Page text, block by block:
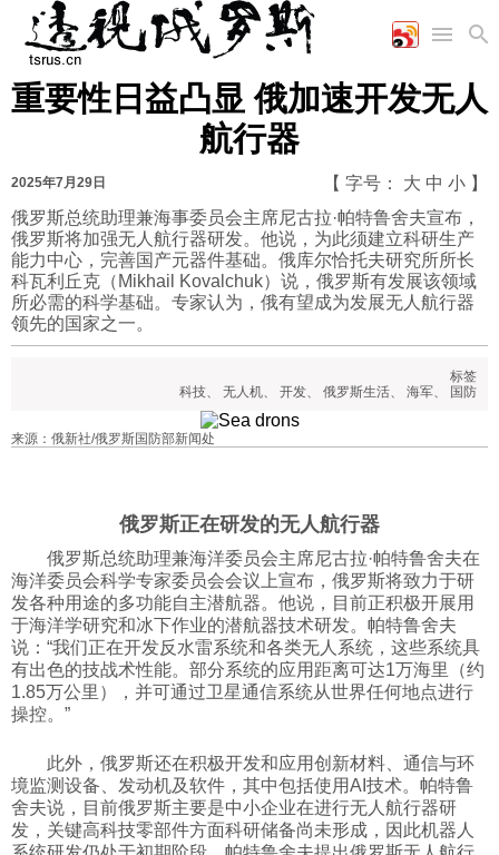
首页
国际
时政
军事
陆军
军事合作
工业
能源
农业
社会
文化
美食
娱乐
历史
体育
漫画
视频
图表
重要性日益凸显 俄加速开发无人
航行器
2025年7月29日 【 字号： 大 中 小 】
俄罗斯总统助理兼海事委员会主席尼古拉·帕特鲁舍夫宣布，
俄罗斯将加强无人航行器研发。他说，为此须建立科研生产
能力中心，完善国产元器件基础。俄库尔恰托夫研究所所长
科瓦利丘克（Mikhail Kovalchuk）说，俄罗斯有发展该领域
所必需的科学基础。专家认为，俄有望成为发展无人航行器
领先的国家之一。
标签
科技、 无人机、 开发、 俄罗斯生活、 海军、 国防
来源：俄新社/俄罗斯国防部新闻处
俄罗斯正在研发的无人航行器
俄罗斯总统助理兼海洋委员会主席尼古拉·帕特鲁舍夫在
海洋委员会科学专家委员会会议上宣布，俄罗斯将致力于研
发各种用途的多功能自主潜航器。他说，目前正积极开展用
于海洋学研究和冰下作业的潜航器技术研发。帕特鲁舍夫
说：“我们正在开发反水雷系统和各类无人系统，这些系统具
有出色的技战术性能。部分系统的应用距离可达1万海里（约
1.85万公里），并可通过卫星通信系统从世界任何地点进行
操控。”
此外，俄罗斯还在积极开发和应用创新材料、通信与环
境监测设备、发动机及软件，其中包括使用AI技术。帕特鲁
舍夫说，目前俄罗斯主要是中小企业在进行无人航行器研
发，关键高科技零部件方面科研储备尚未形成，因此机器人